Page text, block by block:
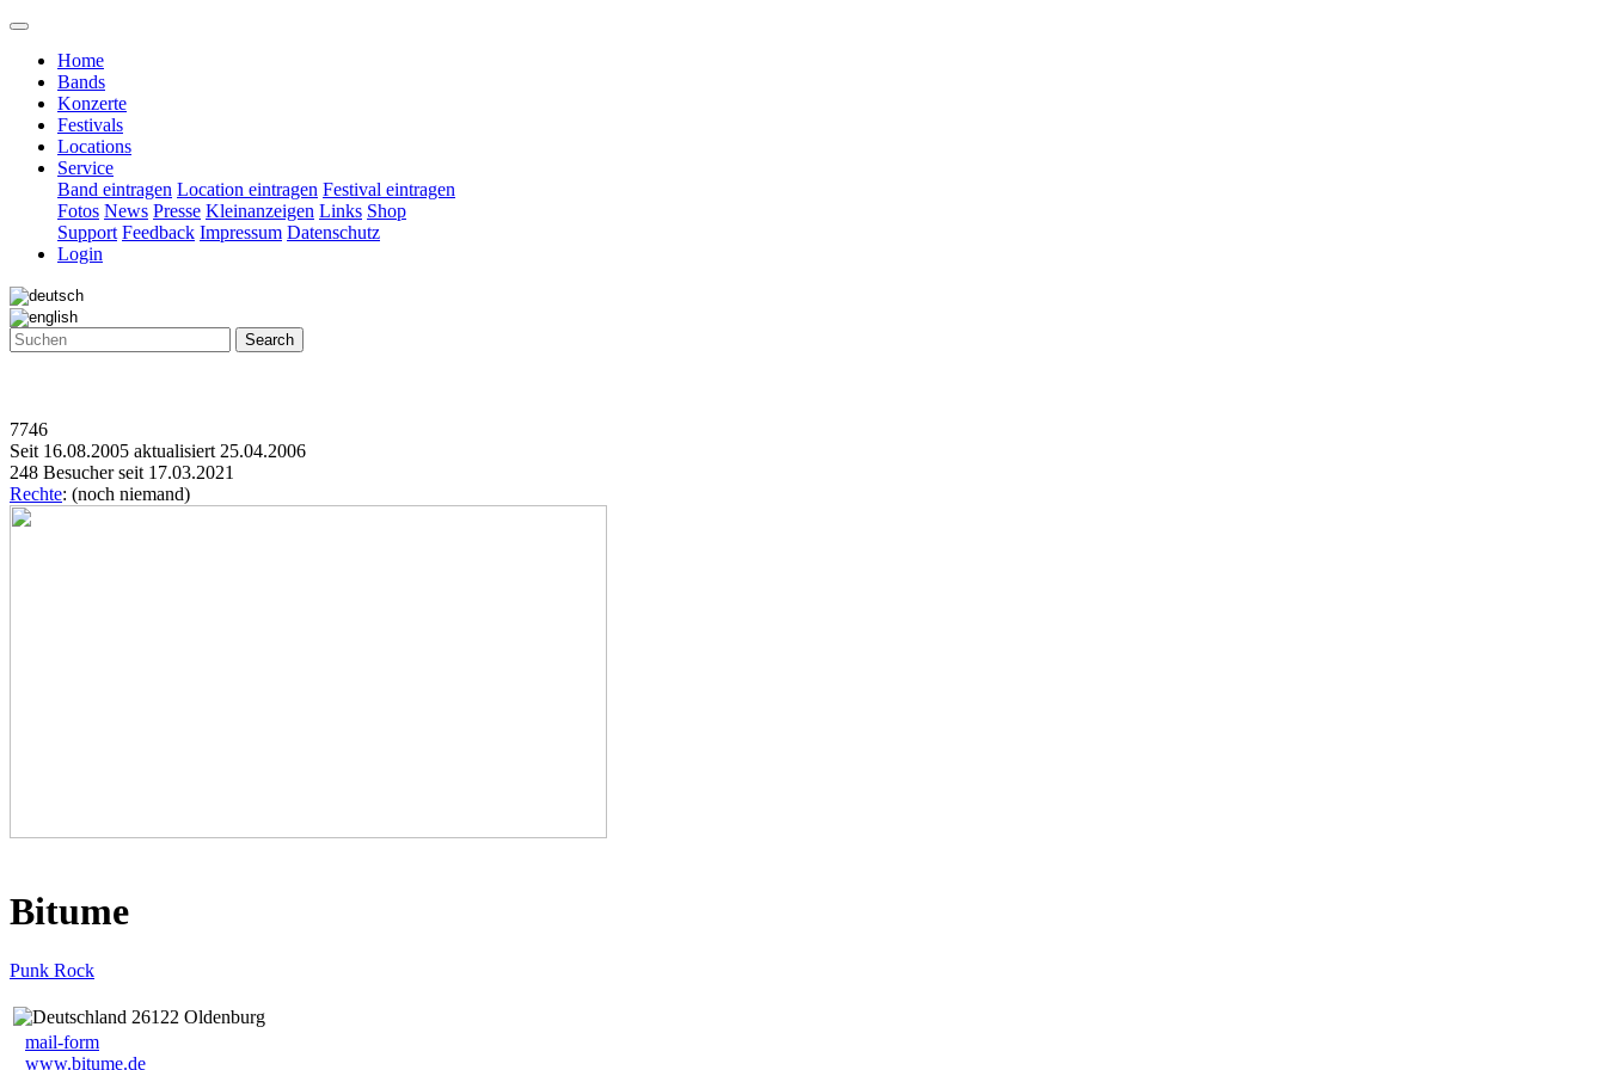
Home
Bands
Konzerte
Festivals
Locations
Service
Band eintragen Location eintragen Festival eintragen
Fotos News Presse Kleinanzeigen Links Shop
Support Feedback Impressum Datenschutz
Login
Search
7746
Seit 16.08.2005 aktualisiert 25.04.2006
248 Besucher seit 17.03.2021
Rechte: (noch niemand)
Bitume
Punk Rock
26122 Oldenburg
mail-form
www.bitume.de